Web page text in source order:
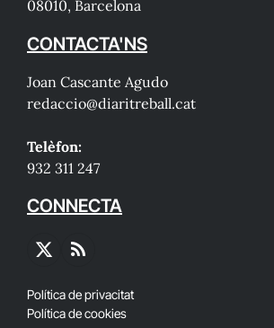
08010, Barcelona
CONTACTA'NS
Joan Cascante Agudo
redaccio@diaritreball.cat
Telèfon:
932 311 247
CONNECTA
X
RSS
Política de privacitat
Política de cookies